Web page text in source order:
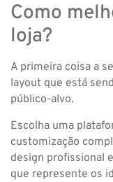
Como
loja?
A primeira coisa a
layout que está
público-alvo.
Escolha uma
customização
design profissional
que represente os